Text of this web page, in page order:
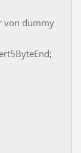
dummy